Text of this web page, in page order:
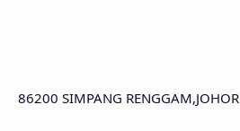
86200 SIMPANG RENGGAM,JOHOR